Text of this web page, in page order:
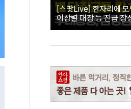
[스팟Live] 한자리에
이상렬 대장 등 진급 장
직접 수여｜26.08.07